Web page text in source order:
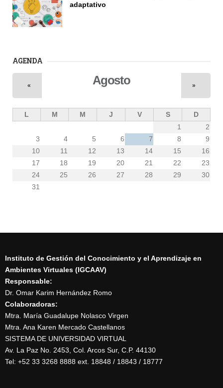
adaptativo
AGENDA
Agosto
« »
L M M J V S
D
1
2
3
4 5 6 7 8
9
10
11 12 13 14 15
16
17
18 19 20 21 22
23
24
25 26 27 28 29
30
31
Instituto de Gestión del Conocimiento y el Aprendizaje en
Ambientes Virtuales (IGCAAV)
Responsable:
Dr. Omar Karim Hernández Romo
Colaboradoras:
Mtra. María Guadalupe Nolasco Virgen
Mtra. Ana Karen Mercado Castellanos
SISTEMA DE UNIVERSIDAD VIRTUAL
Av. La Paz No. 2453, Col. Arcos Sur, C.P. 44130
Tel: +52 33 3268 8888‏ ext. 18848 / 18843 / 18777